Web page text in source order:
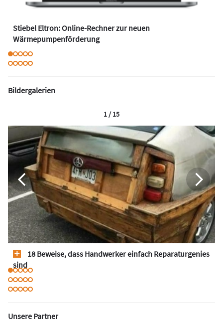
Stiebel Eltron: Online-Rechner zur neuen
Wärmepumpenförderung
Bildergalerien
18 Beweise, dass Handwerker einfach Reparaturgenies
sind
1 / 15
Unsere Partner